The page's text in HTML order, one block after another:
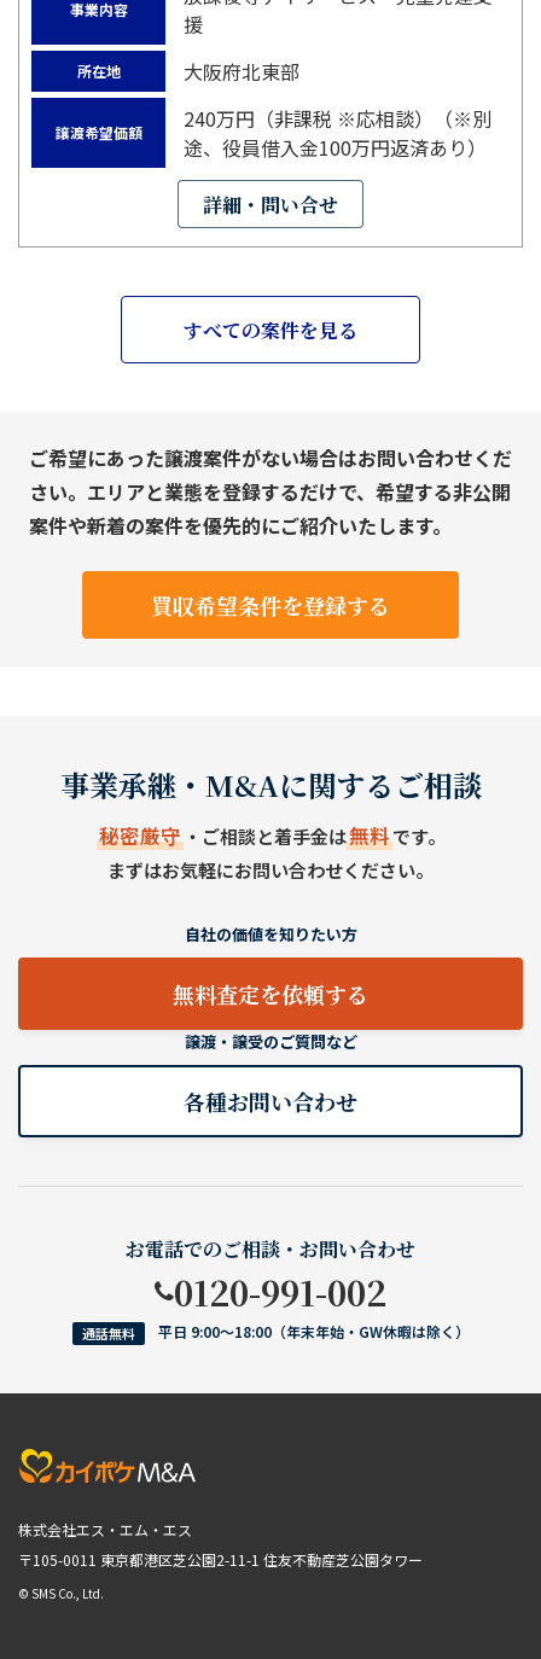
事業内容
援
所在地 大阪府北東部
譲渡希望価額
240万円（非課税 ※応相談）（※別
途、役員借入金100万円返済あり）
詳細・問い合せ
すべての案件を見る
ご希望にあった譲渡案件がない場合はお問い合わせくだ
さい。エリアと業態を登録するだけで、希望する非公開
案件や新着の案件を優先的にご紹介いたします。
買収希望条件を登録する
事業承継・M&Aに関するご相談
秘密厳守・ご相談と着手金は無料です。
まずはお気軽にお問い合わせください。
自社の価値を知りたい方
無料査定を依頼する
譲渡・譲受のご質問など
各種お問い合わせ
お電話でのご相談・お問い合わせ
0120-991-002
通話無料 平日 9:00〜18:00（年末年始・GW休暇は除く）
株式会社エス・エム・エス
〒105-0011 東京都港区芝公園2-11-1 住友不動産芝公園タワー
© SMS Co., Ltd.